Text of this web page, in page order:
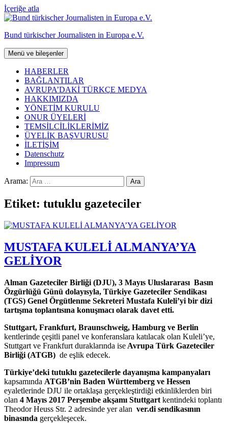
İçeriğe atla
Bund türkischer Journalisten in Europa e.V.
Menü ve bileşenler
HABERLER
BAĞLANTILAR
AVRUPA’DAKİ TÜRKÇE MEDYA
HAKKIMIZDA
YÖNETİM KURULU
ONUR ÜYELERİ
TEMSİLCİLİKLERİMİZ
ÜYELİK BAŞVURUSU
İLETİŞİM
Datenschutz
Impressum
Arama:
Etiket: tutuklu gazeteciler
MUSTAFA KULELİ ALMANYA’YA
GELİYOR
Alman Gazeteciler Birliği (DJU), 3 Mayıs Uluslararası Basın
Özgürlüğü Günü dolayısyla, Türkiye Gazeteciler Sendikası
(TGS) Genel Örgütlenme Sekreteri Mustafa Kuleli’yi bir dizi
tartışma toplantısına konuşmacı olarak davet etti.
Stuttgart, Frankfurt, Braunschweig, Hamburg ve Berlin
kentlerinde çeşitli panel ve konferanslara katılacak olan Kuleli’ye,
Stuttgart ve Frankfurt duraklarında ise Avrupa Türk Gazeteciler
Birliği (ATGB) de eşlik edecek.
Türkiye’deki tutuklu gazetecilerle dayanışma kampanyaları
kapsamında ATGB’nin Baden Württemberg ve Hessen
eyaletlerinde DJU ile ortaklaşa gerçekleştirdiği etkinliklerden biri
olan 4 Mayıs 2017 Perşembe akşamı Stuttgart kentindeki toplantı
Theodor Heuss Str. 2 adresinde yer alan ver.di sendikasının
binasında gerçekleşecek.